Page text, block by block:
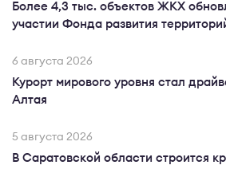
Более 4,3 тыс. объектов ЖКХ
участии Фонда развития
6 августа 2026
Курорт мирового уровня стал
Алтая
5 августа 2026
В Саратовской области строится